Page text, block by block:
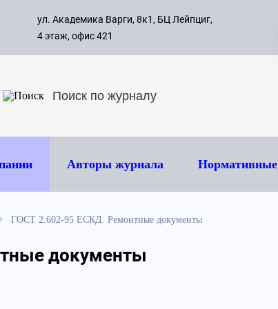
с 09:00
8 495
ул. Академика Варги, 8к1, БЦ Лейпциг,
4 этаж, офис 421
Авторы журнала
ГОСТ 2.602-95 ЕСКД. Ремонтные документы
документы